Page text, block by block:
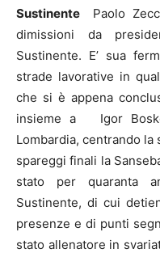
Sustinente
Paolo
dimissioni da
Sustinente. E’ sua
strade lavorative in
che si è appena
insieme a Igor
Lombardia, centrando
spareggi finali la
stato per quaranta
Sustinente, di cui
presenze e di punti
stato allenatore in